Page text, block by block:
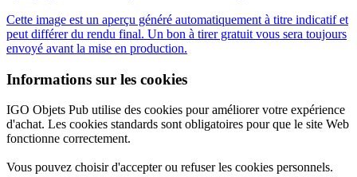
Cette image est un aperçu généré automatiquement à titre indicatif et
peut différer du rendu final. Un bon à tirer gratuit vous sera toujours
envoyé avant la mise en production.
Informations sur les cookies
IGO Objets Pub utilise des cookies pour améliorer votre expérience
d'achat. Les cookies standards sont obligatoires pour que le site Web
fonctionne correctement.
Vous pouvez choisir d'accepter ou refuser les cookies personnels.